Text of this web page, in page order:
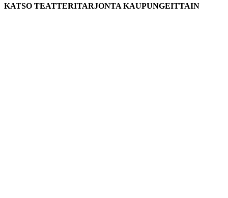
KATSO TEATTERITARJONTA KAUPUNGEITTAIN